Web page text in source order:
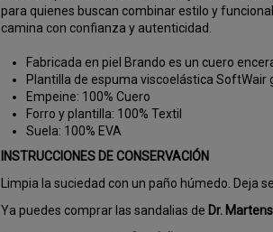
para quienes buscan combinar estilo y
camina con confianza y autenticidad.
Fabricada en piel Brando es un cuero
Plantilla de espuma viscoelástica SoftWair
Empeine: 100% Cuero
Forro y plantilla: 100% Textil
Suela: 100% EVA
INSTRUCCIONES DE CONSERVACIÓN
Limpia la suciedad con un paño húmedo. Deja
Ya puedes comprar las sandalias de Dr.